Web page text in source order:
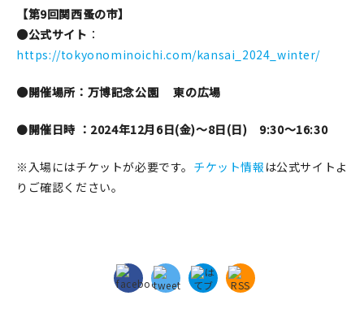
【第9回関西蚤の市】
●公式サイト ：
https://tokyonominoichi.com/kansai_2024_winter/
●開催場所：万博記念公園 東の広場
●開催日時 ：2024年12月6日(金)～8日(日) 9:30〜16:30
※入場にはチケットが必要です。 チケット情報 は公式サイトよ
りご確認ください。